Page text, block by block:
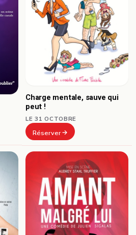
Charge mentale, sauve qui
peut !
LE 31 OCTOBRE
Réserver